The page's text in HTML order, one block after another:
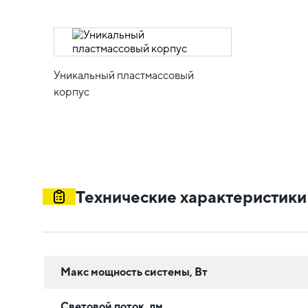
Уникальный пластмассовый
корпус
Технические характеристики
Макс мощность системы, Вт